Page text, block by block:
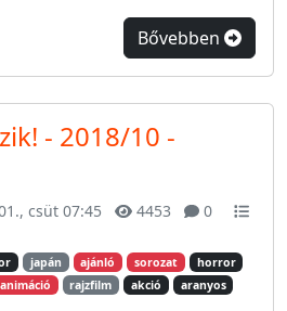
Bővebben
- 2018/10 -
csüt 07:45 4453
0
japán ajánló sorozat
horror
animáció rajzfilm akció aranyos